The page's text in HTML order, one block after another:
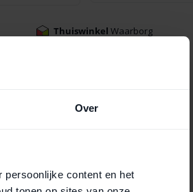
Over
persoonlijke content en het
Thuiswinkel Waarborg